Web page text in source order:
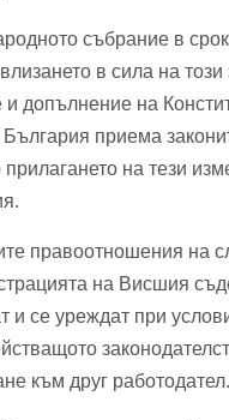
събрание в
в сила на този
и допълнение на
България приема
прилагането на тези
правоотношения на
на Висшия
и се уреждат при
към друг работодател.